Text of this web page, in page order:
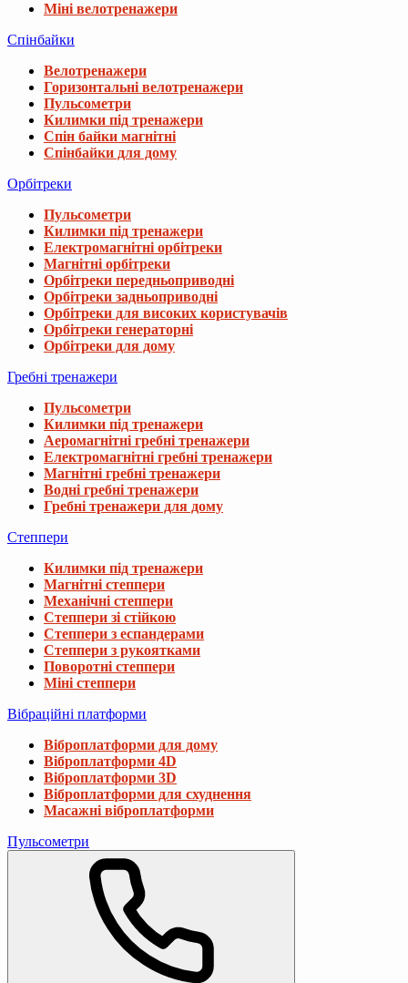
Міні велотренажери
Спінбайки
Велотренажери
Горизонтальні велотренажери
Пульсометри
Килимки під тренажери
Спін байки магнітні
Спінбайки для дому
Орбітреки
Пульсометри
Килимки під тренажери
Електромагнітні орбітреки
Магнітні орбітреки
Орбітреки передньоприводні
Орбітреки задньоприводні
Орбітреки для високих користувачів
Орбітреки генераторні
Орбітреки для дому
Гребні тренажери
Пульсометри
Килимки під тренажери
Аеромагнітні гребні тренажери
Електромагнітні гребні тренажери
Магнітні гребні тренажери
Водні гребні тренажери
Гребні тренажери для дому
Степпери
Килимки під тренажери
Магнітні степпери
Механічні степпери
Степпери зі стійкою
Степпери з еспандерами
Степпери з рукоятками
Поворотні степпери
Міні степпери
Вібраційні платформи
Віброплатформи для дому
Віброплатформи 4D
Віброплатформи 3D
Віброплатформи для схуднення
Масажні віброплатформи
Пульсометри